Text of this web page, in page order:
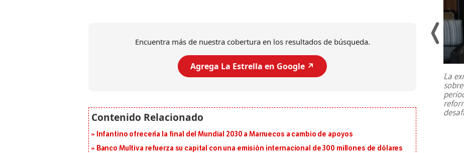
Encuentra más de nuestra cobertura en los resultados de búsqueda.
Agrega La Estrella en Google ↗️
Infantino ofrecería la final del Mundial 2030 a Marruecos a cambio de apoyos
Banco Multiva refuerza su capital con una emisión internacional de 300 millones de dólares
7,1 se registró este martes 28 de
julio en la prefectura de Kumamoto,
al sur de Japón, provocando una
La